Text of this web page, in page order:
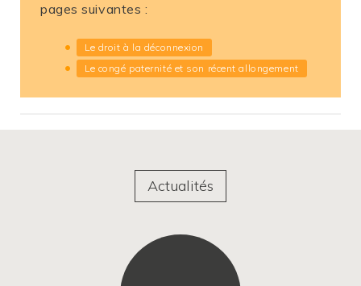
pages suivantes :
Le droit à la déconnexion
Le congé paternité et son récent allongement
Actualités